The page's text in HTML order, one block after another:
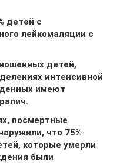
детей с
лейкомаляции с
детей,
интенсивной
имеют
посмертные
что 75%
которые умерли
были